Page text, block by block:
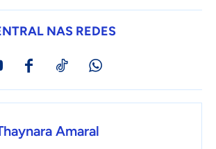
NAS REDES
Amaral